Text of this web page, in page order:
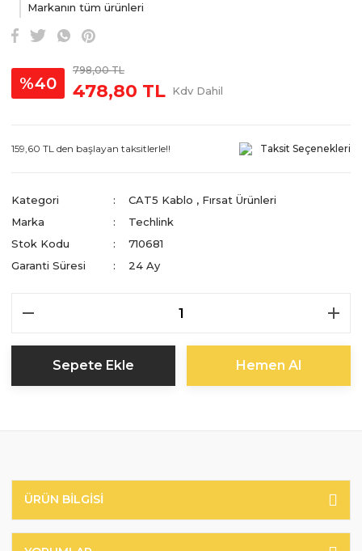
Markanın tüm ürünleri
%40
798,00 TL
478,80 TL Kdv Dahil
159,60 TL den başlayan taksitlerle!! Taksit Seçenekleri
Kategori CAT5 Kablo , Fırsat Ürünleri
Marka
Techlink
Stok Kodu
710681
Garanti Süresi
24 Ay
Sepete Ekle Hemen Al
ÜRÜN BILGISI